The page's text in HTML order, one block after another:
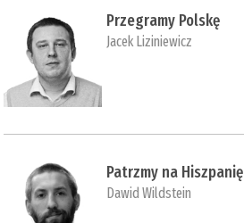
Przegramy Polskę
Jacek Liziniewicz
Patrzmy na Hiszpanię
Dawid Wildstein